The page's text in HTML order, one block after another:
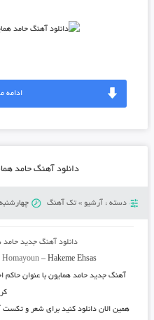
ادامه
دانلود آهنگ حامد
دسته : آرشیو » تک آهنگ چهارشنبه 8 آگوست 2018
دانلود آهنگ جدید حامد
Homayoun –Hakeme Ehsas
آهنگ جدیدحامد همایون با عنوانحاکم
همین الان دانلود کنید برای شعر و